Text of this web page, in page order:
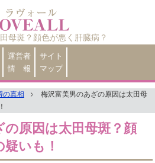
母斑？顔色が悪く肝臓病？
運営者
情 報
サイト
マップ
の真相
梅沢富美男のあざの原因は太田母
原因は太田母斑？顔
いも！